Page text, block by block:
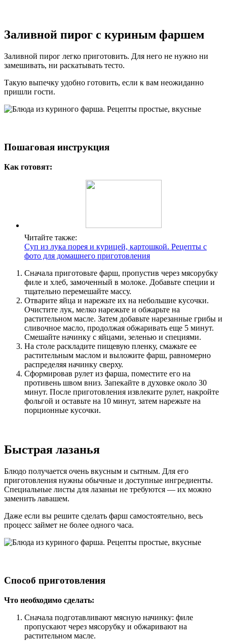
Заливной пирог с куриным фаршем
Заливной пирог легко приготовить. Для него не нужно ни
замешивать, ни раскатывать тесто.
Такую выпечку удобно готовить, если к вам неожиданно
пришли гости.
Пошаговая инструкция
Как готовят:
Читайте также:
Суп из лука порея и курицей, картошкой. Рецепты с
фото для домашнего приготовления
Сначала приготовьте фарш, пропустив через мясорубку
филе и хлеб, замоченный в молоке. Добавьте специи и
тщательно перемешайте массу.
Отварите яйца и нарежьте их на небольшие кусочки.
Очистите лук, мелко нарежьте и обжарьте на
растительном масле. Затем добавьте нарезанные грибы и
сливочное масло, продолжая обжаривать еще 5 минут.
Смешайте начинку с яйцами, зеленью и специями.
На столе раскладите пищевую пленку, смажьте ее
растительным маслом и выложите фарш, равномерно
распределяя начинку сверху.
Сформировав рулет из фарша, поместите его на
противень швом вниз. Запекайте в духовке около 30
минут. После приготовления извлеките рулет, накройте
фольгой и оставьте на 10 минут, затем нарежьте на
порционные кусочки.
Быстрая лазанья
Блюдо получается очень вкусным и сытным. Для его
приготовления нужны обычные и доступные ингредиенты.
Специальные листы для лазаньи не требуются — их можно
заменить лавашем.
Даже если вы решите сделать фарш самостоятельно, весь
процесс займет не более одного часа.
Способ приготовления
Что необходимо сделать:
Сначала подготавливают мясную начинку: филе
пропускают через мясорубку и обжаривают на
растительном масле.